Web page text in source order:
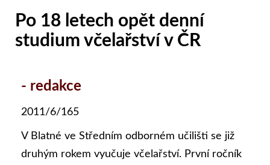
Po 18 letech opět denní
studium včelařství v ČR
- redakce
2011/6/165
V Blatné ve Středním odborném učilišti se již
druhým rokem vyučuje včelařství. První ročník